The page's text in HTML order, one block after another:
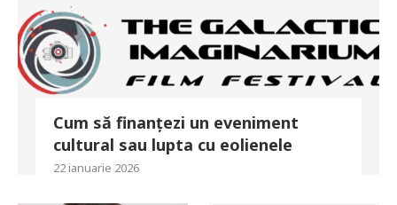
Cum să finanțezi un eveniment
cultural sau lupta cu eolienele
22 ianuarie 2026